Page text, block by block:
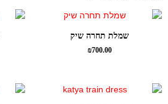
שמלת תחרה שיק
₪700.00